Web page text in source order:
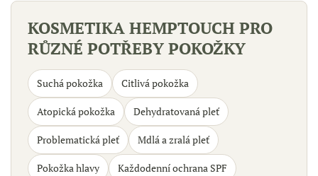
KOSMETIKA HEMPTOUCH PRO
RŮZNÉ POTŘEBY POKOŽKY
Suchá pokožka Citlivá pokožka
Atopická pokožka Dehydratovaná pleť
Problematická pleť Mdlá a zralá pleť
Pokožka hlavy Každodenní ochrana SPF